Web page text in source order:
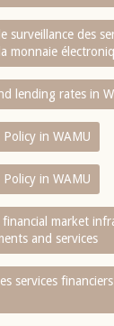
surveillance des
monnaie
lending rates in
in WAMU
in WAMU
financial market
and services
services